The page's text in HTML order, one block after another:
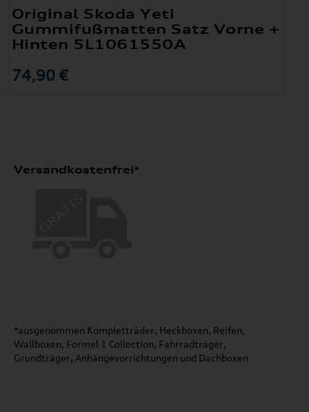
Original Skoda Yeti
Gummifußmatten Satz Vorne +
Hinten 5L1061550A
74,90 €
Versandkostenfrei*
*ausgenommen Kompletträder, Heckboxen, Reifen,
Wallboxen, Formel 1 Collection, Fahrradträger,
Grundträger, Anhängevorrichtungen und Dachboxen